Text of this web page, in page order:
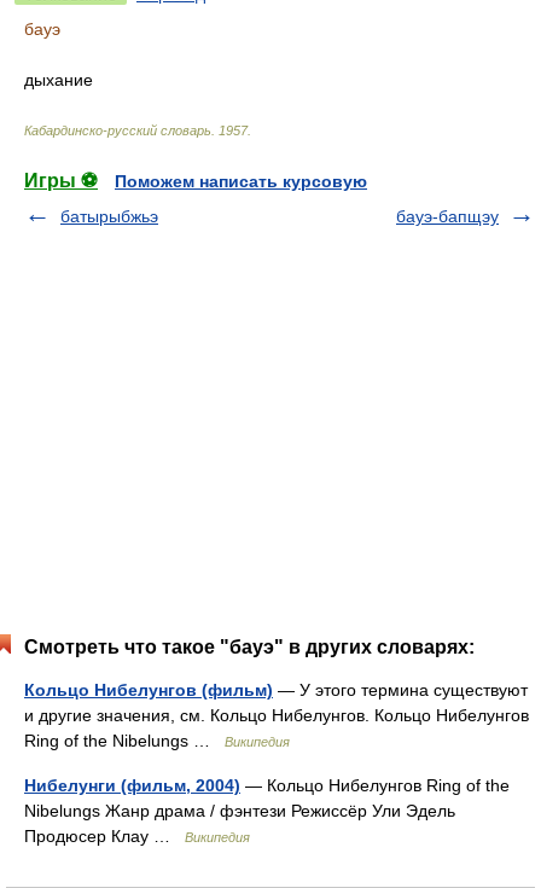
бауэ
дыхание
Кабардинско-русский словарь 1957.
Игры ⚽
Поможем написать курсовую
батырыбжьэ
бауэ-бапщэу
Смотреть что такое "бауэ" в других словарях:
Кольцо Нибелунгов (фильм) — У этого термина существуют
и другие значения, см. Кольцо Нибелунгов. Кольцо Нибелунгов
Ring of the Nibelungs …
Википедия
Нибелунги (фильм, 2004) — Кольцо Нибелунгов Ring of the
Nibelungs Жанр драма / фэнтези Режиссёр Ули Эдель
Продюсер Клау …
Википедия